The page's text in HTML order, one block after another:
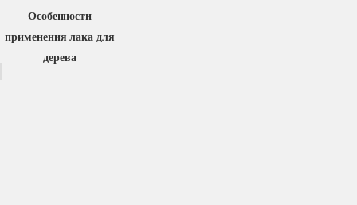
Особенности
применения лака для
дерева